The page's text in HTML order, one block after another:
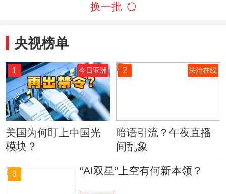
换一批
央视榜单
1 今日亚洲
美国为何盯上中国光
模块？
2 法治在线
暗语引流？午夜直播
间乱象
3 “AI双星”上空有何新本领？